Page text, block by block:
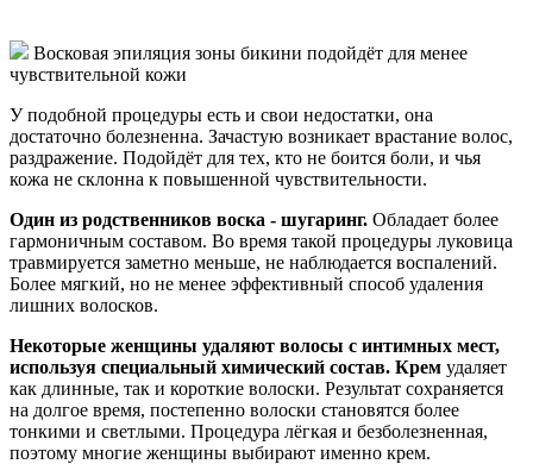
Восковая эпиляция зоны бикини подойдёт для менее
чувствительной кожи
У подобной процедуры есть и свои недостатки, она
достаточно болезненна. Зачастую возникает врастание волос,
раздражение. Подойдёт для тех, кто не боится боли, и чья
кожа не склонна к повышенной чувствительности.
Один из родственников воска - шугаринг. Обладает более
гармоничным составом. Во время такой процедуры луковица
травмируется заметно меньше, не наблюдается воспалений.
Более мягкий, но не менее эффективный способ удаления
лишних волосков.
Некоторые женщины удаляют волосы с интимных мест,
используя специальный химический состав. Крем удаляет
как длинные, так и короткие волоски. Результат сохраняется
на долгое время, постепенно волоски становятся более
тонкими и светлыми. Процедура лёгкая и безболезненная,
поэтому многие женщины выбирают именно крем.